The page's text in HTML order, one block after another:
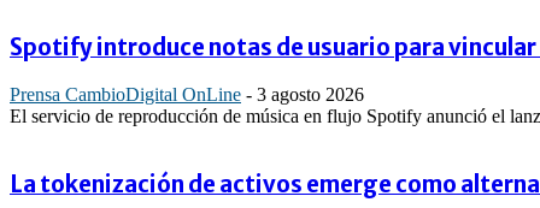
Spotify introduce notas de usuario para
Prensa CambioDigital OnLine - 3 agosto 2026
El servicio de reproducción de música en flujo Spotify anunció el
La tokenización de activos emerge como